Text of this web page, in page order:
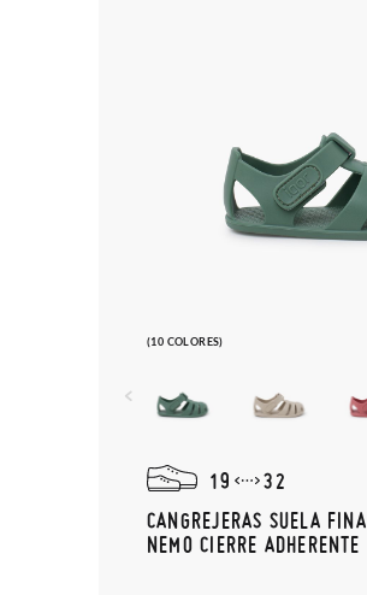
(10 COLORES)
19
32
CANGREJERAS SUELA FINA
NEMO CIERRE ADHERENTE